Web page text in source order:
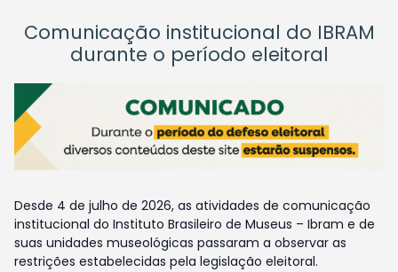
Comunicação institucional do IBRAM
durante o período eleitoral
Desde 4 de julho de 2026, as atividades de comunicação
institucional do Instituto Brasileiro de Museus – Ibram e de
suas unidades museológicas passaram a observar as
restrições estabelecidas pela legislação eleitoral.